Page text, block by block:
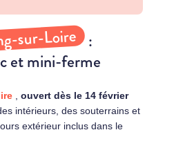
sur-Loire :
et mini-ferme
, ouvert dès le 14 février
intérieurs, des souterrains et
extérieur inclus dans le